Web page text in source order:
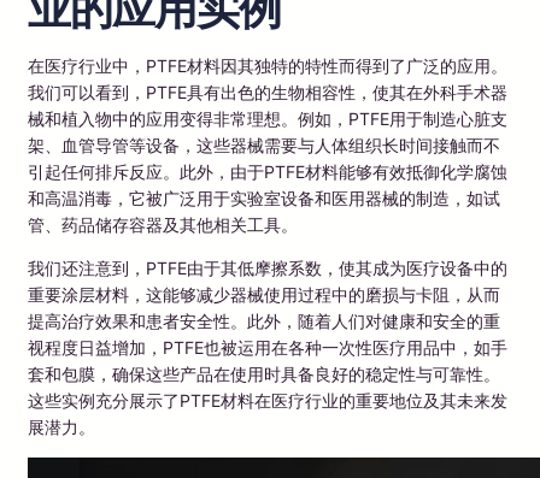
在医疗行业中，PTFE材料因其独特的特性而得到了广泛的应用。
我们可以看到，PTFE具有出色的生物相容性，使其在外科手术器
械和植入物中的应用变得非常理想。例如，PTFE用于制造心脏支
架、血管导管等设备，这些器械需要与人体组织长时间接触而不
引起任何排斥反应。此外，由于PTFE材料能够有效抵御化学腐蚀
和高温消毒，它被广泛用于实验室设备和医用器械的制造，如试
管、药品储存容器及其他相关工具。
我们还注意到，PTFE由于其低摩擦系数，使其成为医疗设备中的
重要涂层材料，这能够减少器械使用过程中的磨损与卡阻，从而
提高治疗效果和患者安全性。此外，随着人们对健康和安全的重
视程度日益增加，PTFE也被运用在各种一次性医疗用品中，如手
套和包膜，确保这些产品在使用时具备良好的稳定性与可靠性。
这些实例充分展示了PTFE材料在医疗行业的重要地位及其未来发
展潜力。